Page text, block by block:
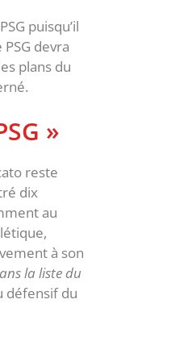
puisqu’il
devra
plans du
»
reste
dix
au
à son
la liste du
défensif du